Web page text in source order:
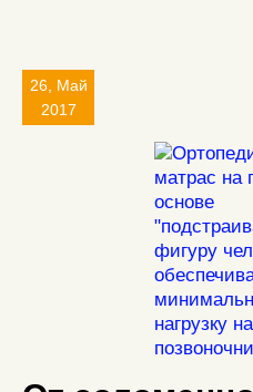
26, Май
2017